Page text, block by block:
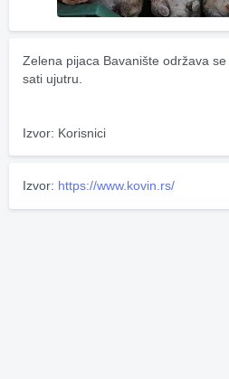
Zelena pijaca Bavanište održava
sati ujutru.
Izvor: Korisnici
Izvor: https://www.kovin.rs/